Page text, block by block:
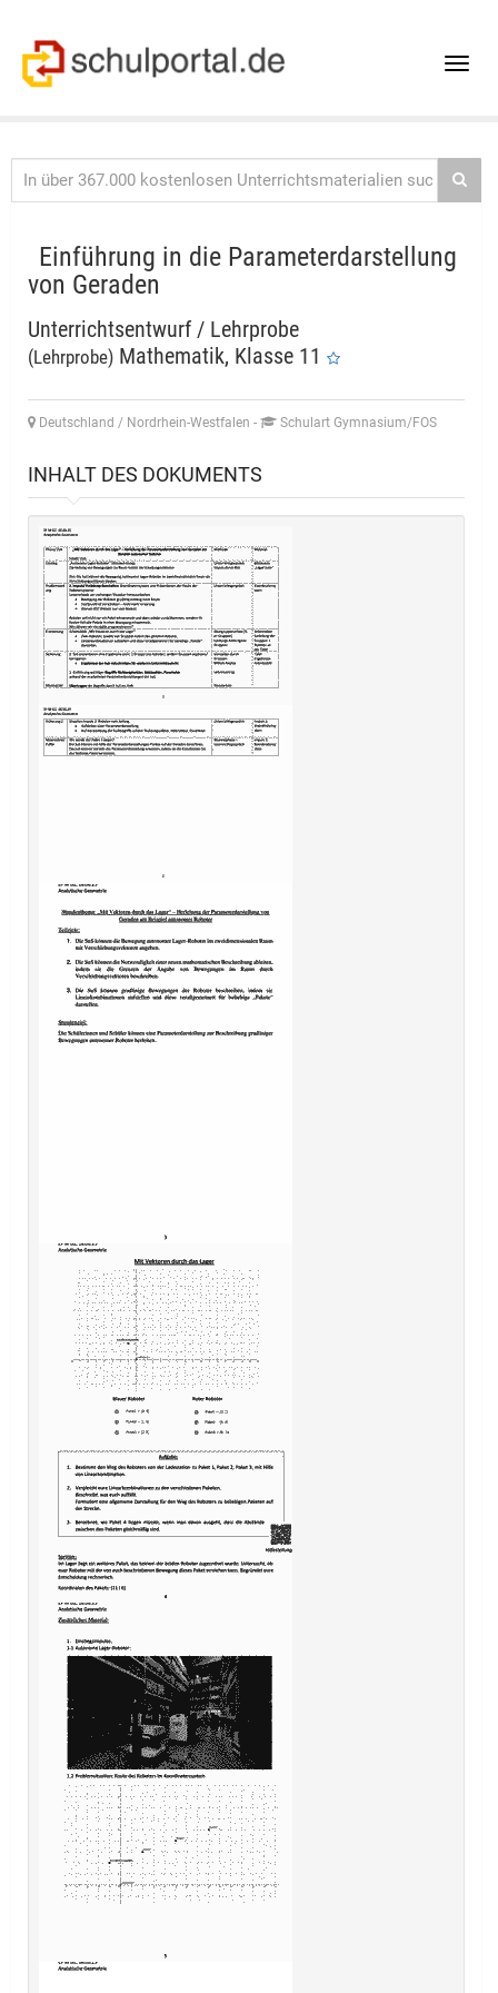
Toggle
Einführung in die Parameterdarstellung
von Geraden
Unterrichtsentwurf / Lehrprobe
(Lehrprobe) Mathematik, Klasse 11
Deutschland / Nordrhein-Westfalen - Schulart Gymnasium/FOS
INHALT DES DOKUMENTS